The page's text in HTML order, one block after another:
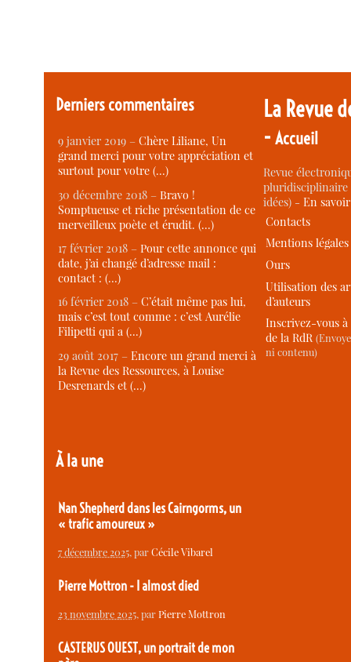
Derniers commentaires
9 janvier 2019 –Chère Liliane, Un
grand merci pour votre appréciation et
surtout pour votre (…)
30 décembre 2018 –Bravo !
Somptueuse et riche présentation de ce
merveilleux poète et érudit. (…)
17 février 2018 –Pour cette annonce qui
date, j’ai changé d’adresse mail :
contact : (…)
16 février 2018 –C’était même pas lui,
mais c’est tout comme : c’est Aurélie
Filipetti qui a (…)
29 août 2017 –Encore un grand merci à
la Revue des Ressources, à Louise
Desrenards et (…)
À la une
Nan Shepherd dans les Cairngorms, un
« trafic amoureux »
7 décembre 2025, parCécile Vibarel
Pierre Mottron - I almost died
23 novembre 2025, parPierre Mottron
CASTERUS OUEST, un portrait de mon
La Revue
-Accueil
Revue
idées) -En
Contacts
Mentions légales
Ours
Utilisation des
d’auteurs
Inscrivez-vous
de la RdR
ni contenu)